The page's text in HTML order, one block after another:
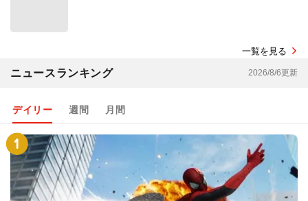
一覧を見る
ニュースランキング 2026/8/6更新
デイリー 週間 月間